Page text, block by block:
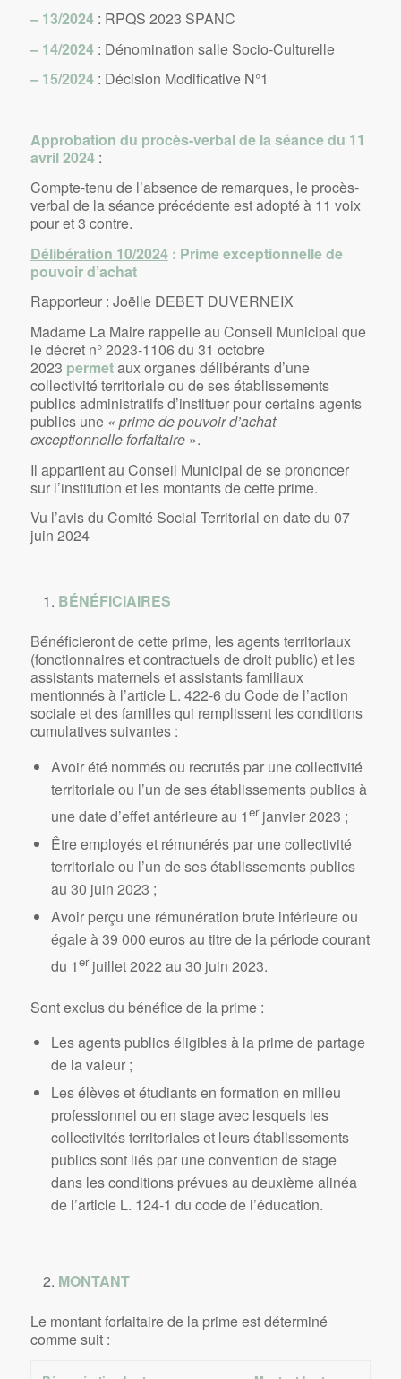
– 13/2024: RPQS 2023 SPANC
– 14/2024: Dénomination salle Socio-Culturelle
– 15/2024: Décision Modificative N°1
Approbation du procès-verbal de la séance du 11
avril 2024:
Compte-tenu de l’absence de remarques, le procès-
verbal de la séance précédente est adopté à 11 voix
pour et 3 contre.
Délibération 10/2024: Prime exceptionnelle de
pouvoir d’achat
Rapporteur : Joëlle DEBET DUVERNEIX
Madame La Maire rappelle au Conseil Municipal que
le décret n° 2023-1106 du 31 octobre
2023 permetaux organes délibérants d’une
collectivité territoriale ou de ses établissements
publics administratifs d’instituer pour certains agents
publics une « prime de pouvoir d’achat
exceptionnelle forfaitaire ».
Il appartient au Conseil Municipal de se prononcer
sur l’institution et les montants de cette prime.
Vu l’avis du Comité Social Territorial en date du 07
juin 2024
BÉNÉFICIAIRES
Bénéficieront de cette prime, les agents territoriaux
(fonctionnaires et contractuels de droit public) et les
assistants maternels et assistants familiaux
mentionnés à l’article L. 422-6 du Code de l’action
sociale et des familles qui remplissent les conditions
cumulatives suivantes :
Avoir été nommés ou recrutés par une collectivité
territoriale ou l’un de ses établissements publics à
une date d’effet antérieure au 1erjanvier 2023 ;
Être employés et rémunérés par une collectivité
territoriale ou l’un de ses établissements publics
au 30 juin 2023 ;
Avoir perçu une rémunération brute inférieure ou
égale à 39 000 euros au titre de la période courant
du 1erjuillet 2022 au 30 juin 2023.
Sont exclus du bénéfice de la prime :
Les agents publics éligibles à la prime de partage
de la valeur ;
Les élèves et étudiants en formation en milieu
professionnel ou en stage avec lesquels les
collectivités territoriales et leurs établissements
publics sont liés par une convention de stage
dans les conditions prévues au deuxième alinéa
de l’article L. 124-1 du code de l’éducation.
MONTANT
Le montant forfaitaire de la prime est déterminé
comme suit :